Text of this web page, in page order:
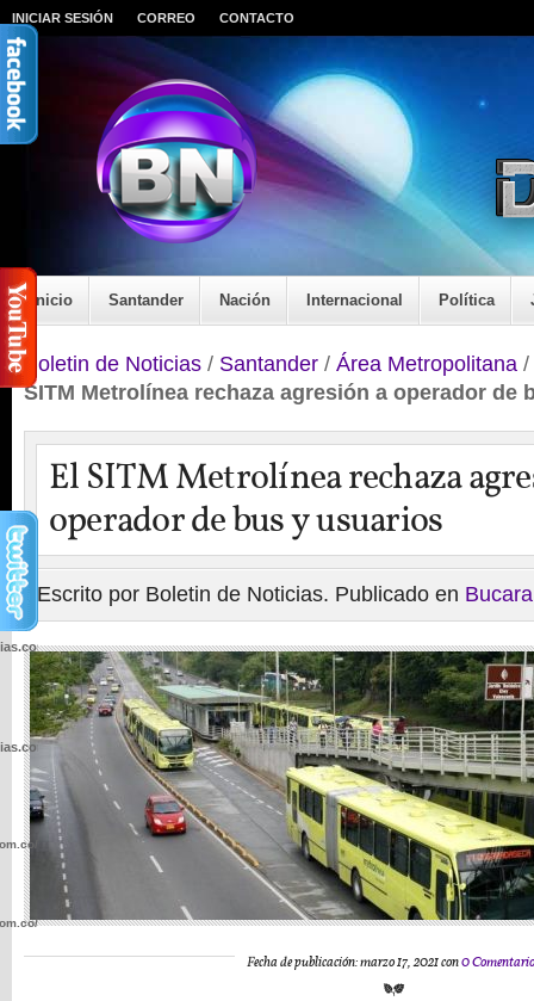
INICIAR SESIÓN CORREO CONTACTO
Inicio Santander Nación Internacional Política
Boletin de Noticias / Santander / Área Metropolitana /
SITM Metrolínea rechaza agresión a operador de
El SITM Metrolínea rechaza
operador de bus y usuarios
Escrito por Boletin de Noticias. Publicado en
Fecha de publicación: marzo 17, 2021 con0
wp-
wp-
wp-
wp-